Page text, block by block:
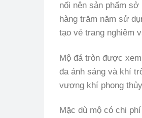
nối nên sản phẩm
hàng trăm năm sử
tạo vẻ trang nghiêm
Mộ đá tròn được
đa ánh sáng và khí
vượng khí phong
Mặc dù mộ có chi